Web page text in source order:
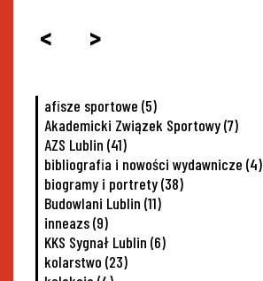
< >
afisze sportowe (5)
Akademicki Związek Sportowy(7)
AZS Lublin (41)
bibliografia i nowości wydawnicze (4)
biogramy i portrety(38)
Budowlani Lublin (11)
inneazs(9)
KKS Sygnał Lublin (6)
kolarstwo (23)